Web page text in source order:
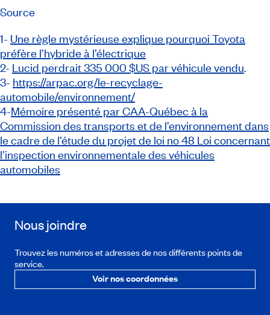
Source
1- Une règle mystérieuse explique pourquoi Toyota
préfère l’hybride à l’électrique
2- Lucid perdrait 335 000 $US par véhicule vendu.
3- https://arpac.org/le-recyclage-
automobile/environnement/
4-Mémoire présenté par CAA-Québec à la
Commission des transports et de l’environnement dans
le cadre de l’étude du projet de loi no 48 Loi concernant
l’inspection environnementale des véhicules
automobiles
Nous joindre
Trouvez les numéros et adresses de nos différents points de
service.
Voir nos coordonnées